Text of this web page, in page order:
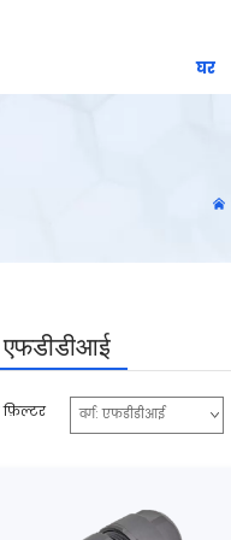
घर
एफडीडीआई
फ़िल्टर वर्ग:एफडीडीआई